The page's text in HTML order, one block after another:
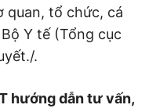
quan, tổ chức, cá
Y tế (Tổng cục
.
hướng dẫn tư vấn,